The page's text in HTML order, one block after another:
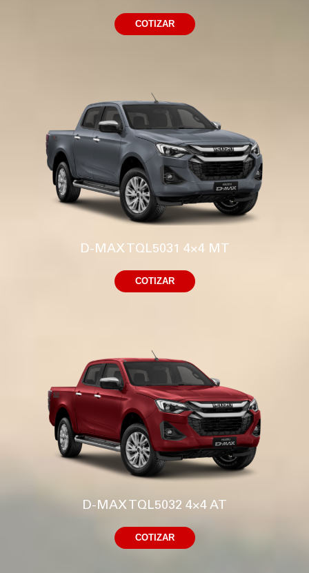
COTIZAR
D-MAX TQL5031 4×4 MT
COTIZAR
D-MAX TQL5032 4×4 AT
COTIZAR